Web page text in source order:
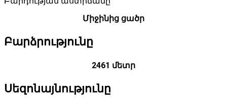
Միջինից ցածր
Բարձրությունը
2461 մետր
Սեզոնայնությունը